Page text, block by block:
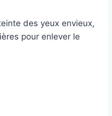
des yeux envieux,
pour enlever le